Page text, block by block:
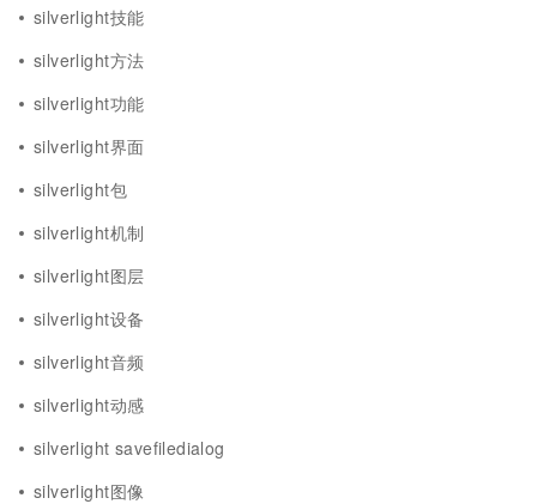
silverlight技能
silverlight方法
silverlight功能
silverlight界面
silverlight包
silverlight机制
silverlight图层
silverlight设备
silverlight音频
silverlight动感
silverlight savefiledialog
silverlight图像